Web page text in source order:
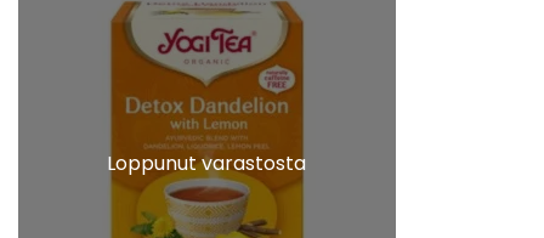
Loppunut varastosta